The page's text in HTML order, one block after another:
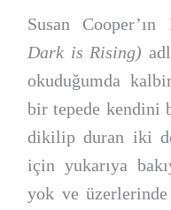
Susan
Dark is Rising)
okuduğumda
bir tepede kendini
dikilip duran iki
için yukarıya
yok ve üzerlerinde